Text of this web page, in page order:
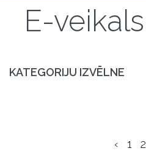
E-veikals
KATEGORIJU IZVĒLNE
‹ 1 2